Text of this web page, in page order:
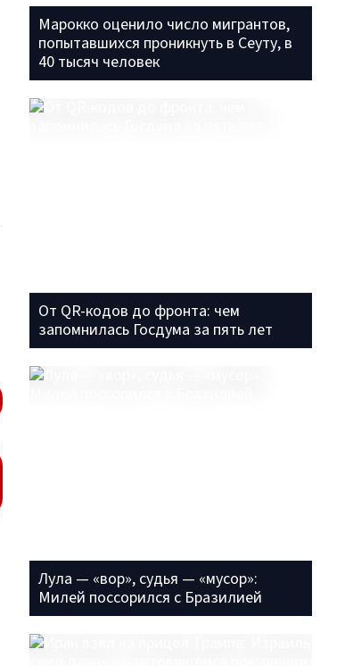
Марокко оценило число мигрантов,
попытавшихся проникнуть в Сеуту, в
40 тысяч человек
От QR-кодов до фронта: чем
запомнилась Госдума за пять лет
Лула — «вор», судья — «мусор»:
Милей поссорился с Бразилией